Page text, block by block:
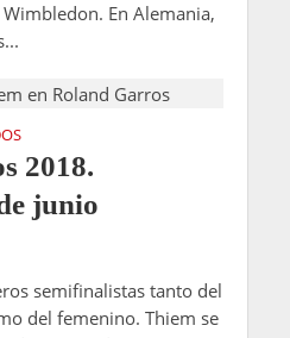
En Alemania,
2018.
junio
semifinalistas tanto del
del femenino. Thiem se